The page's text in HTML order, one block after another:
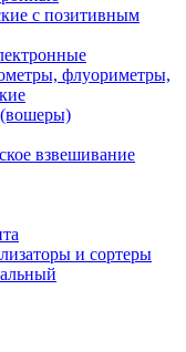
с позитивным
флуориметры,
взвешивание
и сортеры